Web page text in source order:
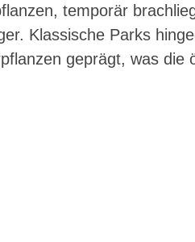
temporär
Klassische Parks
geprägt, was die